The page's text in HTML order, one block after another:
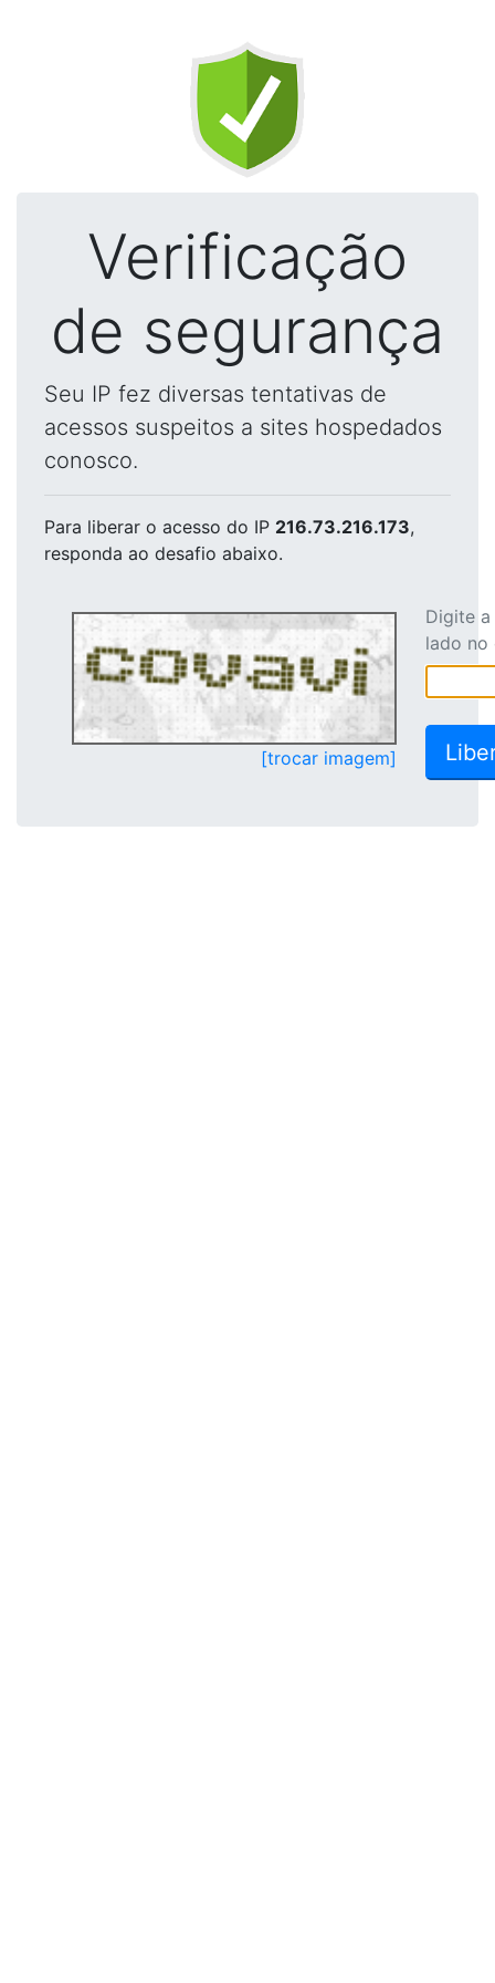
Verificação
de segurança
Seu IP fez diversas tentativas de
acessos suspeitos a sites hospedados
conosco.
Para liberar o acesso do IP 216.73.216.173,
responda ao desafio abaixo.
[trocar imagem]
Digite
lado no